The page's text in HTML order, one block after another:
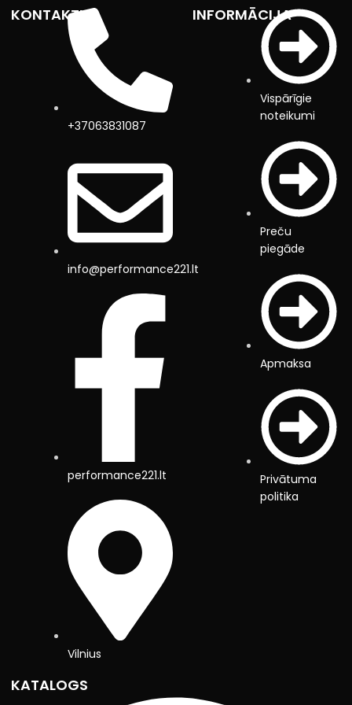
KONTAKTI
+37063831087
info@performance221.lt
performance221.lt
Vilnius
INFORMĀCIJA
Vispārīgie
noteikumi
Preču
piegāde
Apmaksa
Privātuma
politika
KATALOGS